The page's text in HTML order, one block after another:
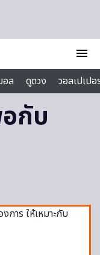
menu
ล ดูดวง
วอลเปเป
กับ